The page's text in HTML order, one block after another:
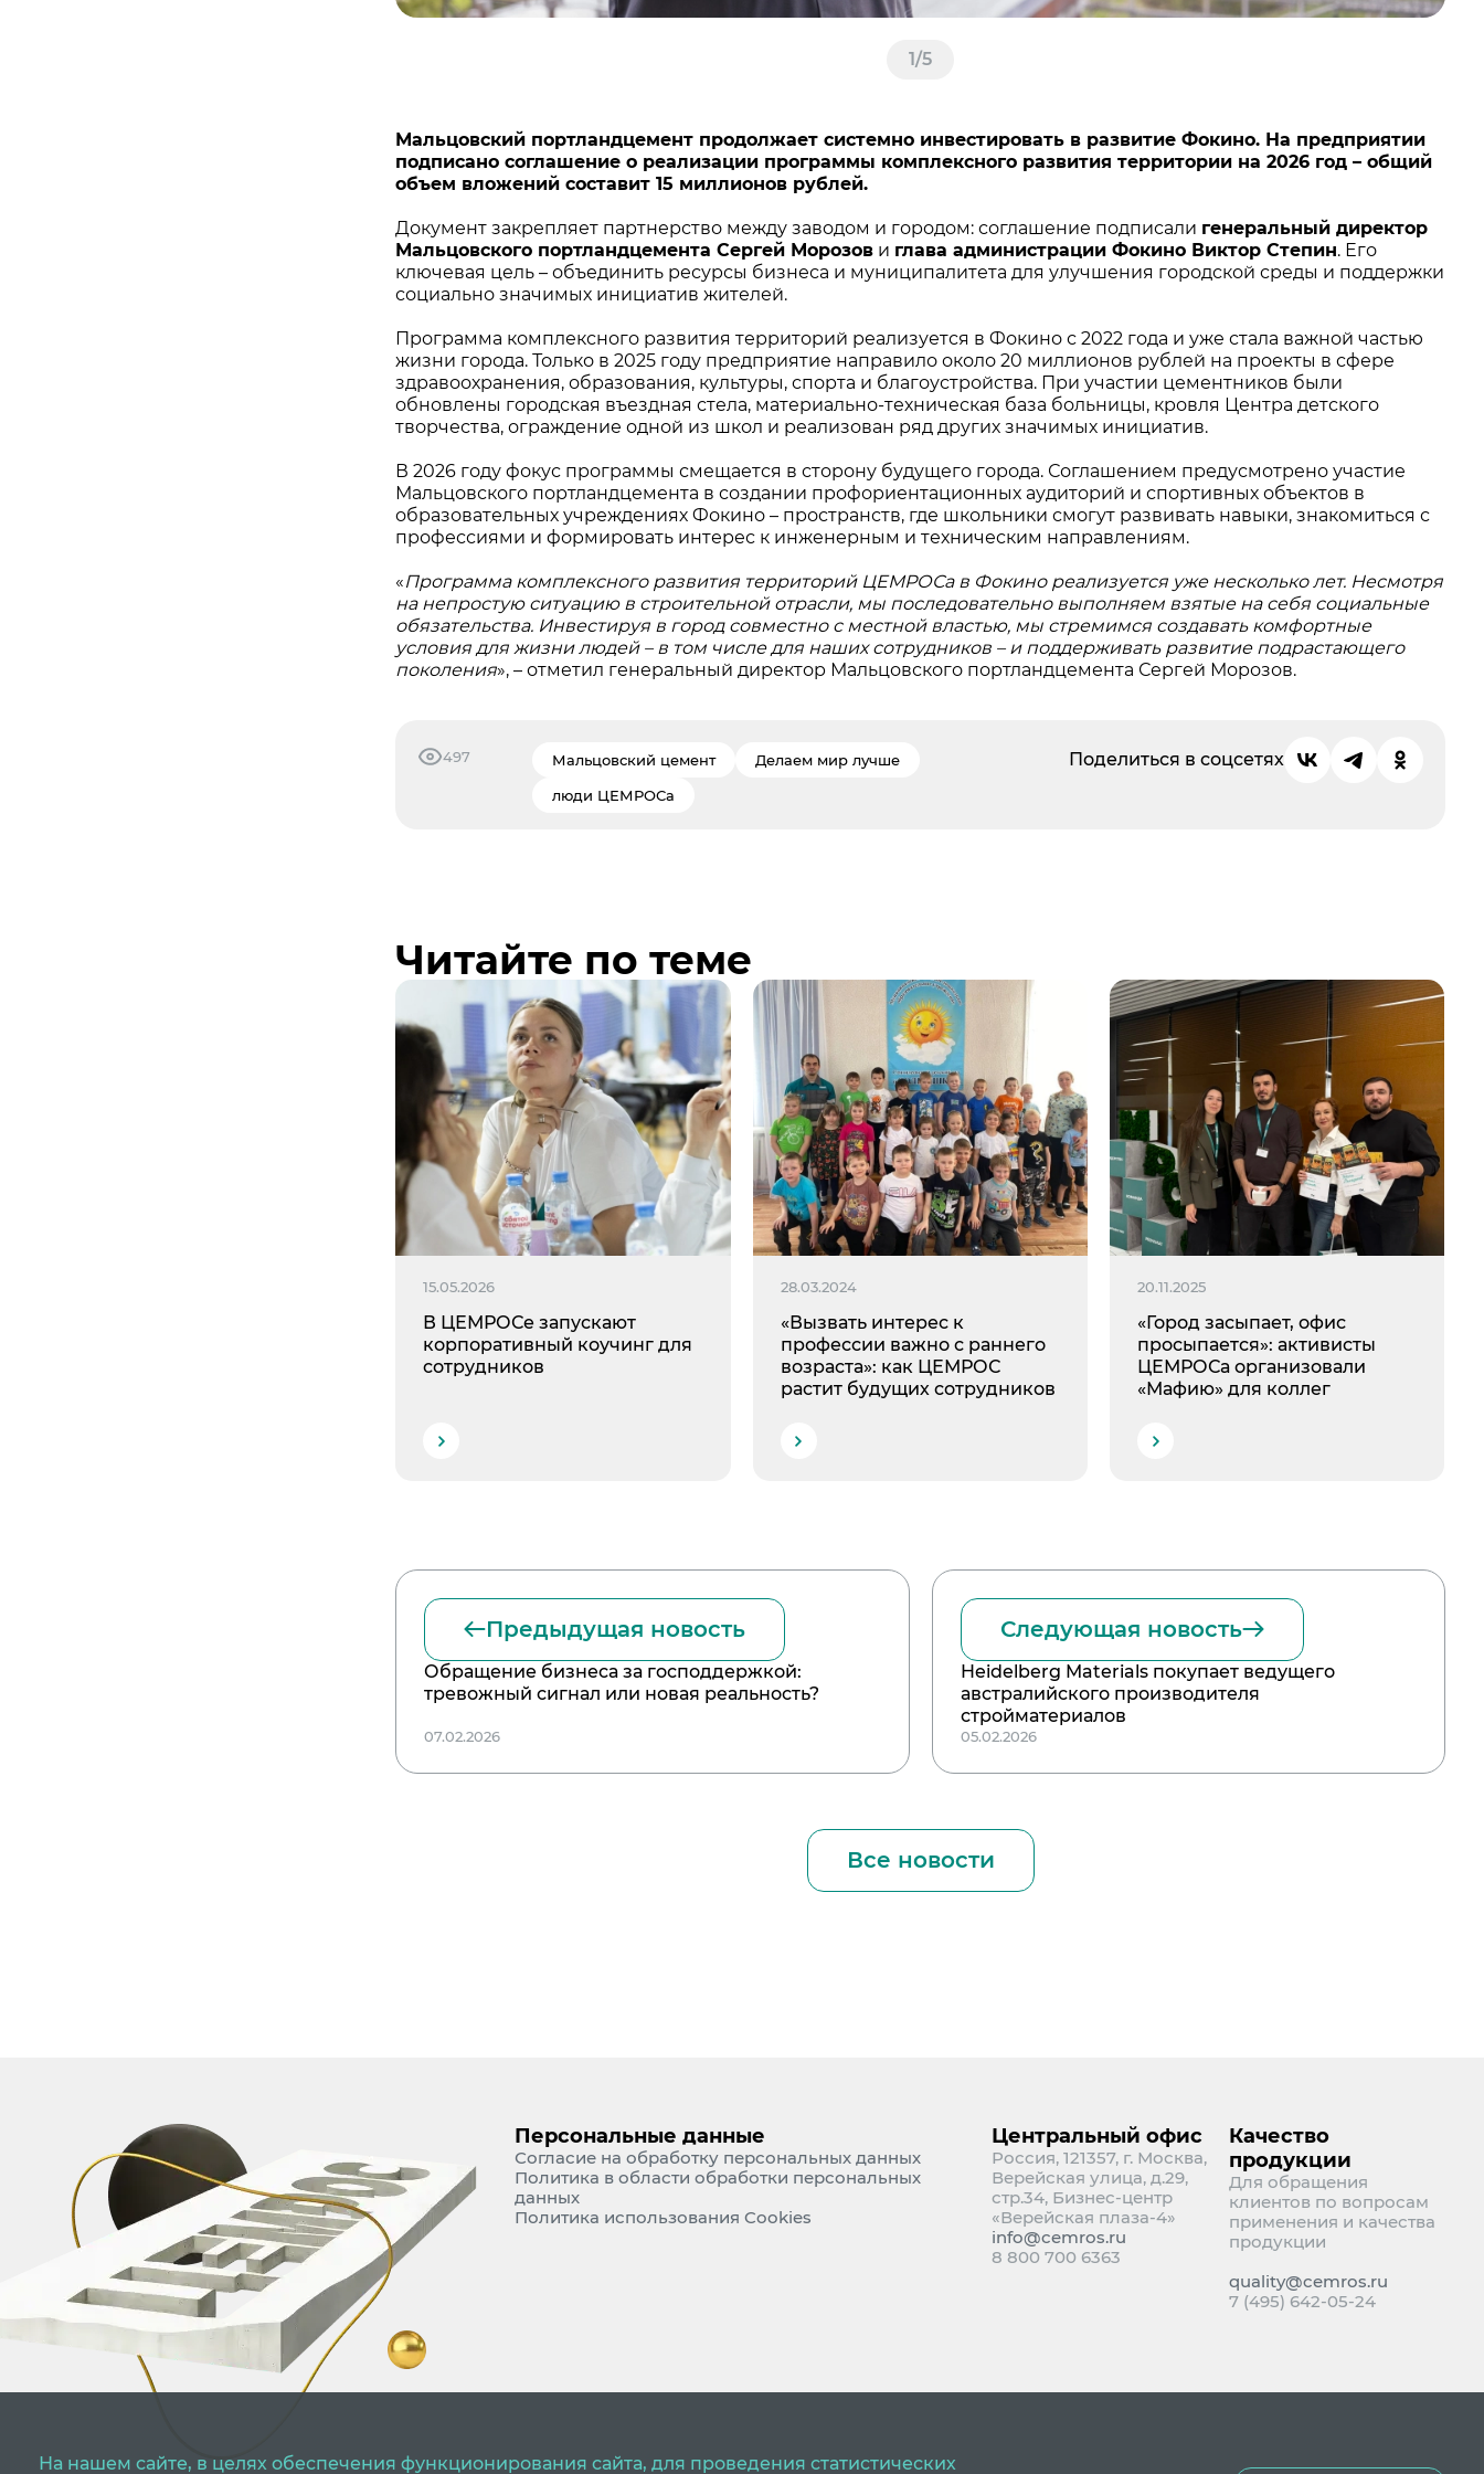
1/5
Мальцовский портландцемент продолжает системно инвестировать в развитие Фокино. На предприятии
подписано соглашение о реализации программы комплексного развития территории на 2026 год – общий
объем вложений составит 15 миллионов рублей.
Документ закрепляет партнерство между заводом и городом: соглашение подписали генеральный директор
Мальцовского портландцемента Сергей Морозов и глава администрации Фокино Виктор Степин. Его
ключевая цель – объединить ресурсы бизнеса и муниципалитета для улучшения городской среды и поддержки
социально значимых инициатив жителей.
Программа комплексного развития территорий реализуется в Фокино с 2022 года и уже стала важной частью
жизни города. Только в 2025 году предприятие направило около 20 миллионов рублей на проекты в сфере
здравоохранения, образования, культуры, спорта и благоустройства. При участии цементников были
обновлены городская въездная стела, материально-техническая база больницы, кровля Центра детского
творчества, ограждение одной из школ и реализован ряд других значимых инициатив.
В 2026 году фокус программы смещается в сторону будущего города. Соглашением предусмотрено участие
Мальцовского портландцемента в создании профориентационных аудиторий и спортивных объектов в
образовательных учреждениях Фокино – пространств, где школьники смогут развивать навыки, знакомиться с
профессиями и формировать интерес к инженерным и техническим направлениям.
«Программа комплексного развития территорий ЦЕМРОСа в Фокино реализуется уже несколько лет. Несмотря
на непростую ситуацию в строительной отрасли, мы последовательно выполняем взятые на себя социальные
обязательства. Инвестируя в город совместно с местной властью, мы стремимся создавать комфортные
условия для жизни людей – в том числе для наших сотрудников – и поддерживать развитие подрастающего
поколения», – отметил генеральный директор Мальцовского портландцемента Сергей Морозов.
497 Мальцовский цемент
Делаем мир лучше
люди ЦЕМРОСа
Поделиться в соцсетях
Читайте по теме
15.05.2026
В ЦЕМРОСе запускают
корпоративный коучинг для
сотрудников
28.03.2024
«Вызвать интерес к
профессии важно с раннего
возраста»: как ЦЕМРОС
растит будущих сотрудников
20.11.2025
«Город засыпает, офис
просыпается»: активисты
ЦЕМРОСа организовали
«Мафию» для коллег
Предыдущая новость
Обращение бизнеса за господдержкой:
тревожный сигнал или новая реальность?
07.02.2026
Следующая новость
Heidelberg Materials покупает ведущего
австралийского производителя
стройматериалов
05.02.2026
Все новости
Персональные данные
Согласие на обработку персональных данных
Политика в области обработки персональных
данных
Политика использования Cookies
Центральный офис
Россия, 121357, г. Москва,
Верейская улица, д.29,
стр.34, Бизнес-центр
«Верейская плаза-4»
info@cemros.ru
8 800 700 6363
Качество
продукции
Для обращения
клиентов по вопросам
применения и качества
продукции
quality@cemros.ru
7 (495) 642-05-24
На нашем сайте, в целях обеспечения функционирования сайта, для проведения статистических